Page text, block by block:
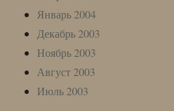
Январь 2004
Декабрь 2003
Ноябрь 2003
Август 2003
Июль 2003